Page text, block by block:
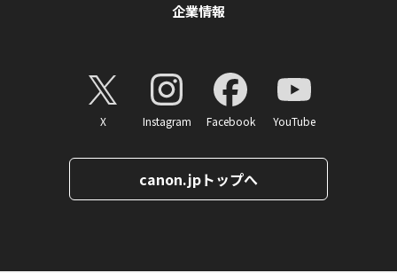
企業情報
X Instagram Facebook YouTube
canon.jpトップへ